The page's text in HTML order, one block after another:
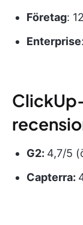
Företag:
Enterprise
G2: 4,7/5
Capterra: